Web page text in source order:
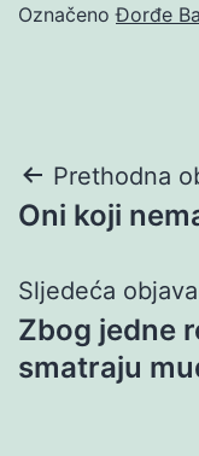
OznačenoĐorđe
objava
Prethodna
Oni koji
Sljedeća objava
Zbog jedne
smatraju